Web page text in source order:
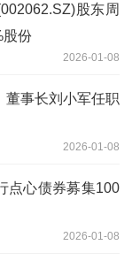
股东周
股份
2026-01-08
董事长刘小军任职
2026-01-08
点心债券募集100
2026-01-08